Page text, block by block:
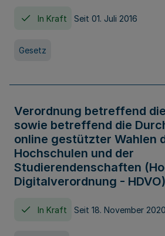
In Kraft Seit 01. Juli 2016
Gesetz
Verordnung betreffend
sowie betreffend die
online gestützter Wahlen
Hochschulen und der
Studierendenschaften
Digitalverordnung - HDVO)
In Kraft Seit 18. November 2020